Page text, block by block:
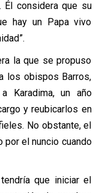
Él considera que su
hay un Papa vivo
la que se propuso
los obispos Barros,
Karadima, un año
y reubicarlos en
No obstante, el
el nuncio cuando
que iniciar el